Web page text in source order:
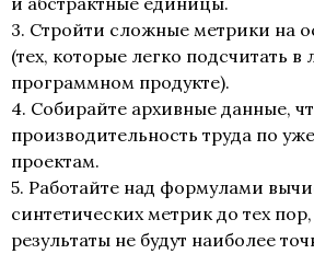
3. Стройти сложные метрики на
(тех, которые легко подсчитать в
программном продукте).
4. Собирайте архивные данные,
производительность труда по
проектам.
5. Работайте над формулами
синтетических метрик до тех
результаты не будут наиболее